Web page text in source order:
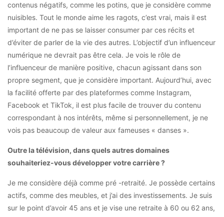
contenus négatifs, comme les potins, que je considère comme
nuisibles. Tout le monde aime les ragots, c’est vrai, mais il est
important de ne pas se laisser consumer par ces récits et
d’éviter de parler de la vie des autres. L’objectif d’un influenceur
numérique ne devrait pas être cela. Je vois le rôle de
l’influenceur de manière positive, chacun agissant dans son
propre segment, que je considère important. Aujourd’hui, avec
la facilité offerte par des plateformes comme Instagram,
Facebook et TikTok, il est plus facile de trouver du contenu
correspondant à nos intérêts, même si personnellement, je ne
vois pas beaucoup de valeur aux fameuses « danses ».
Outre la télévision, dans quels autres domaines
souhaiteriez-vous développer votre carrière ?
Je me considère déjà comme pré -retraité. Je possède certains
actifs, comme des meubles, et j’ai des investissements. Je suis
sur le point d’avoir 45 ans et je vise une retraite à 60 ou 62 ans,